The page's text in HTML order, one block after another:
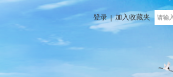
登录 | 加入收藏夹